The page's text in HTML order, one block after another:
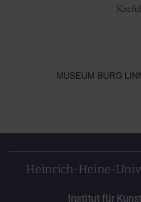
Heinrich-Heine-
Institut für